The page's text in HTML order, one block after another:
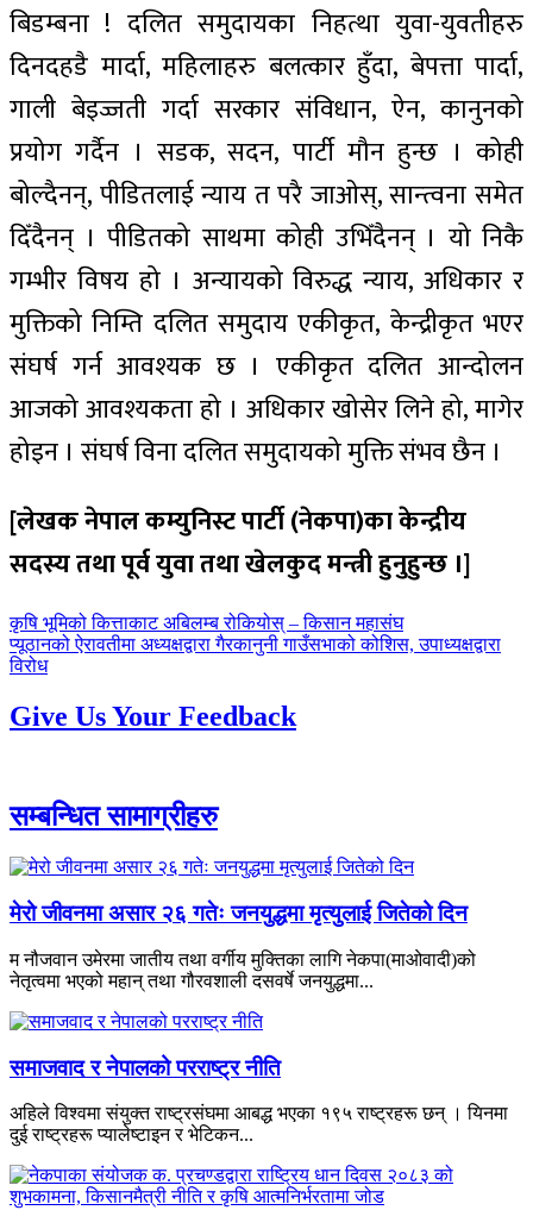
बिडम्बना ! दलित समुदायका निहत्था युवा-युवतीहरु
दिनदहडै मार्दा, महिलाहरु बलत्कार हुँदा, बेपत्ता पार्दा,
गाली बेइज्जती गर्दा सरकार संविधान, ऐन, कानुनको
प्रयोग गर्दैन । सडक, सदन, पार्टी मौन हुन्छ । कोही
बोल्दैनन्, पीडितलाई न्याय त परै जाओस्, सान्त्वना समेत
दिँदैनन् । पीडितको साथमा कोही उभिँदैनन् । यो निकै
गम्भीर विषय हो । अन्यायको विरुद्ध न्याय, अधिकार र
मुक्तिको निम्ति दलित समुदाय एकीकृत, केन्द्रीकृत भएर
संघर्ष गर्न आवश्यक छ । एकीकृत दलित आन्दोलन
आजको आवश्यकता हो । अधिकार खोसेर लिने हो, मागेर
होइन । संघर्ष विना दलित समुदायको मुक्ति संभव छैन ।
[लेखक नेपाल कम्युनिस्ट पार्टी (नेकपा)का केन्द्रीय
सदस्य तथा पूर्व युवा तथा खेलकुद मन्त्री हुनुहुन्छ ।]
पछिल्लाे
-
कृषि भूमिको कित्ताकाट अबिलम्ब रोकियोस् – किसान महासंघ
अघिल्लाे
-
प्यूठानको ऐरावतीमा अध्यक्षद्वारा गैरकानुनी गाउँसभाको कोशिस, उपाध्यक्षद्वारा
विरोध
Give Us Your Feedback
सम्बन्धित सामाग्रीहरु
मेरो जीवनमा असार २६ गतेः जनयुद्धमा मृत्युलाई जितेको दिन
म नौजवान उमेरमा जातीय तथा वर्गीय मुक्तिका लागि नेकपा(माओवादी)को
नेतृत्वमा भएको महान् तथा गौरवशाली दसवर्षे जनयुद्धमा...
समाजवाद र नेपालको परराष्ट्र नीति
अहिले विश्वमा संयुक्त राष्ट्रसंघमा आबद्ध भएका १९५ राष्ट्रहरू छन् । यिनमा
दुई राष्ट्रहरू प्यालेष्टाइन र भेटिकन...